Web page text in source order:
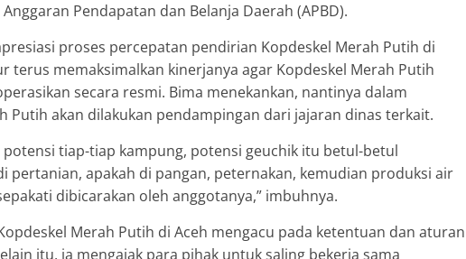
Pendapatan dan Belanja Daerah (APBD).
proses percepatan pendirian Kopdeskel Merah Putih di
terus memaksimalkan kinerjanya agar Kopdeskel Merah Putih
secara resmi. Bima menekankan, nantinya dalam
Putih akan dilakukan pendampingan dari jajaran dinas terkait.
potensi tiap-tiap kampung, potensi geuchik itu betul-betul
pertanian, apakah di pangan, peternakan, kemudian produksi air
dibicarakan oleh anggotanya,” imbuhnya.
Merah Putih di Aceh mengacu pada ketentuan dan aturan
itu, ia mengajak para pihak untuk saling bekerja sama